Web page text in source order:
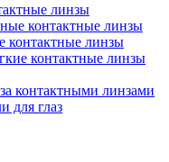
линзы
контактные линзы
контактные линзы
контактные линзы
контактными линзами
для глаз